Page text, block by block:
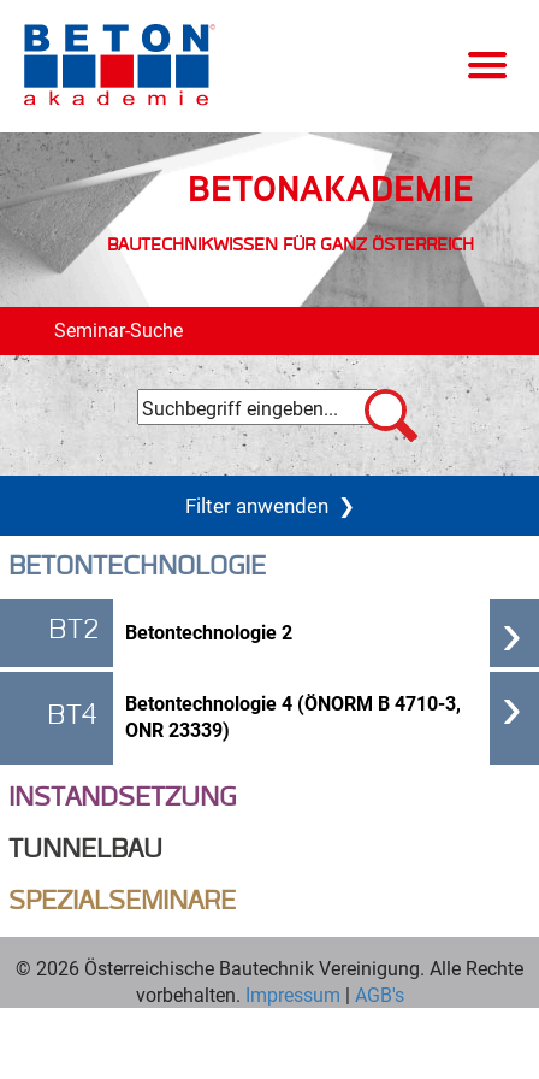
Seminar-Suche
Filter anwenden❯
BETONAKADEMIE
BAUTECHNIKWISSEN FÜR GANZ ÖSTERREICH
BETONTECHNOLOGIE
BT2 Betontechnologie 2 ›
BT4
Betontechnologie 4 (ÖNORM B 4710-3,
ONR 23339)
›
INSTANDSETZUNG
TUNNELBAU
SPEZIALSEMINARE
© 2026 Österreichische Bautechnik Vereinigung. Alle Rechte
vorbehalten. Impressum | AGB's